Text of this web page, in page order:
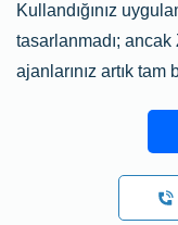
Kullandığınız
tasarlanmadı; ancak
ajanlarınız artık tam